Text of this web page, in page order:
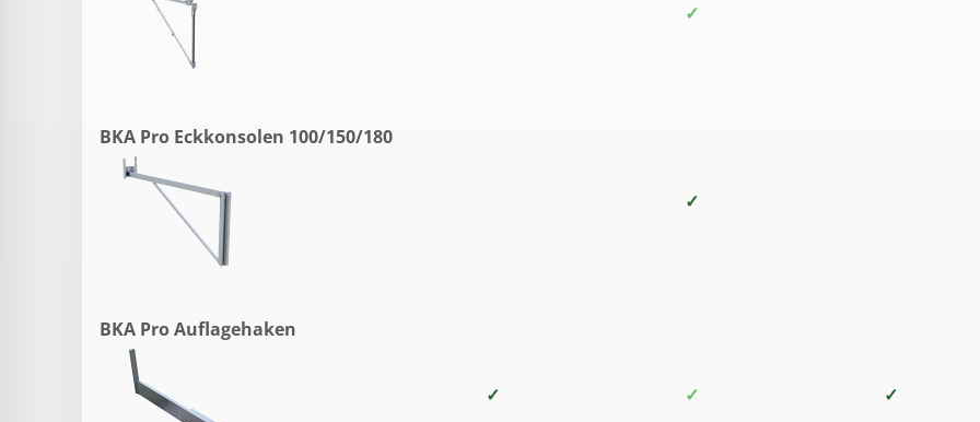
✓
BKA Pro Eckkonsolen 100/150/180
✓
BKA Pro Auflagehaken
✓ ✓ ✓